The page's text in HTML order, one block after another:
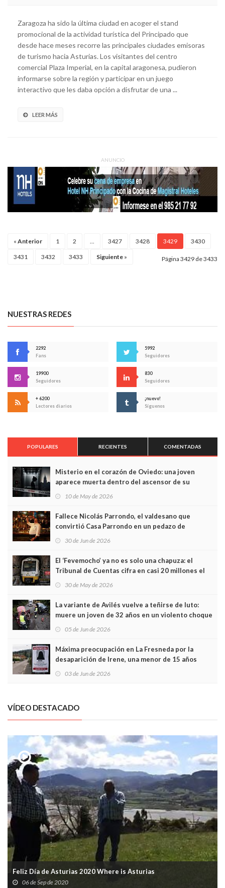
Zaragoza ha sido la última ciudad en acoger el stand
promocional de la actividad turística del Principado que
desde hace meses recorre las principales ciudades emisoras
de turismo hacia Asturias. Los visitantes del centro
comercial Plaza Imperial, en la capital aragonesa, pudieron
informarse sobre la región y participar en un juego
interactivo que les daba opción a disfrutar de una ...
LEER MÁS
ANUNCIO
« Anterior 1 2 3427 3428 3429 3430
3431 3432 3433 Siguiente » Página 3429 de 3433
NUESTRAS REDES
2292
Fans
5992
Seguidores
19900
Seguidores
830
Seguidores
+ 6200
Lectores diarios
¡nuevo!
Síguenos
POPULARES RECIENTES COMENTADAS
Misterio en el corazón de Oviedo: una joven
aparece muerta dentro del ascensor de su
10 de May de 2026
Fallece Nicolás Parrondo, el valdesano que
convirtió Casa Parrondo en un pedazo de
30 de Jun de 2026
El ‘Fevemocho’ ya no es solo una chapuza: el
Tribunal de Cuentas cifra en casi 20 millones el
30 de May de 2026
La variante de Avilés vuelve a teñirse de luto:
muere un joven de 32 años en un violento choque
05 de Jun de 2026
Máxima preocupación en La Fresneda por la
desaparición de Irene, una menor de 15 años
03 de Jun de 2026
VÍDEO DESTACADO
Feliz Día de Asturias 2020 Where is Asturias
06 de Sep de 2020